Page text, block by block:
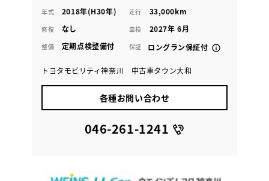
年式 2018年(H30年) 走行 33,000km
修復 なし 車検 2027年 6月
整備 定期点検整備付 保証 ロングラン保証付
トヨタモビリティ神奈川 中古車タウン大和
各種お問い合わせ
046-261-1241